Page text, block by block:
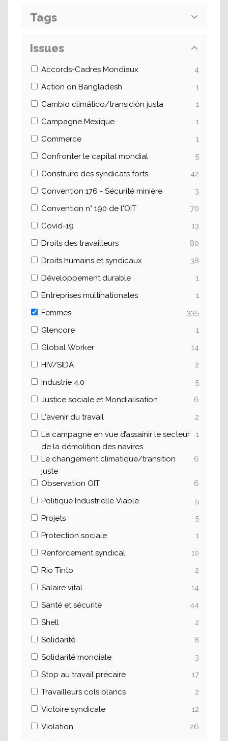
Tags
Issues
Accords-Cadres Mondiaux
4
Action on Bangladesh
1
Cambio climático/transición justa
1
Campagne Mexique
1
Commerce
1
Confronter le capital mondial
5
Construire des syndicats forts
42
Convention 176 - Sécurité minière
3
Convention n° 190 de l'OIT
70
Covid-19
13
Droits des travailleurs
80
Droits humains et syndicaux
38
Développement durable
1
Entreprises multinationales
1
Femmes
335
Glencore
1
Global Worker
14
HIV/SIDA
2
Industrie 4.0
5
Justice sociale et Mondialisation
6
L'avenir du travail
2
La campagne en vue d’assainir le secteur
de la démolition des navires
1
Le changement climatique/transition
juste
6
Observation OIT
6
Politique Industrielle Viable
5
Projets
5
Protection sociale
1
Renforcement syndical
10
Rio Tinto
2
Salaire vital
14
Santé et sécurité
44
Shell
2
Solidarité
8
Solidarité mondiale
3
Stop au travail précaire
17
Travailleurs cols blancs
2
Victoire syndicale
12
Violation
26